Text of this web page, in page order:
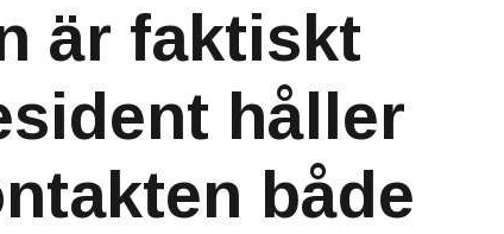
är faktiskt
håller
både